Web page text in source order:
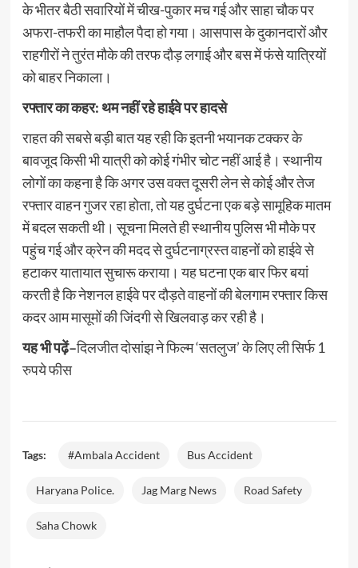
के भीतर बैठी सवारियों में चीख-पुकार मच गई और साहा चौक पर
अफरा-तफरी का माहौल पैदा हो गया। आसपास के दुकानदारों और
राहगीरों ने तुरंत मौके की तरफ दौड़ लगाई और बस में फंसे यात्रियों
को बाहर निकाला।
रफ्तार का कहर: थम नहीं रहे हाईवे पर हादसे
राहत की सबसे बड़ी बात यह रही कि इतनी भयानक टक्कर के
बावजूद किसी भी यात्री को कोई गंभीर चोट नहीं आई है। स्थानीय
लोगों का कहना है कि अगर उस वक्त दूसरी लेन से कोई और तेज
रफ्तार वाहन गुजर रहा होता, तो यह दुर्घटना एक बड़े सामूहिक मातम
में बदल सकती थी। सूचना मिलते ही स्थानीय पुलिस भी मौके पर
पहुंच गई और क्रेन की मदद से दुर्घटनाग्रस्त वाहनों को हाईवे से
हटाकर यातायात सुचारू कराया। यह घटना एक बार फिर बयां
करती है कि नेशनल हाईवे पर दौड़ते वाहनों की बेलगाम रफ्तार किस
कदर आम मासूमों की जिंदगी से खिलवाड़ कर रही है।
यह भी पढ़ें–दिलजीत दोसांझ ने फिल्म ‘सतलुज’ के लिए ली सिर्फ 1
रुपये फीस
Tags: #Ambala Accident Bus Accident
Haryana Police. Jag Marg News Road Safety
Saha Chowk